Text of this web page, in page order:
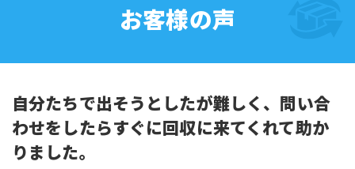
お客様の声
自分たちで出そうとしたが難しく、問い合
わせをしたらすぐに回収に来てくれて助か
りました。